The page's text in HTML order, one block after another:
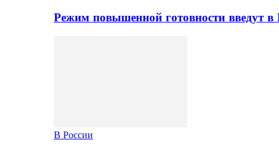
Режим повышенной готовности введут
В России